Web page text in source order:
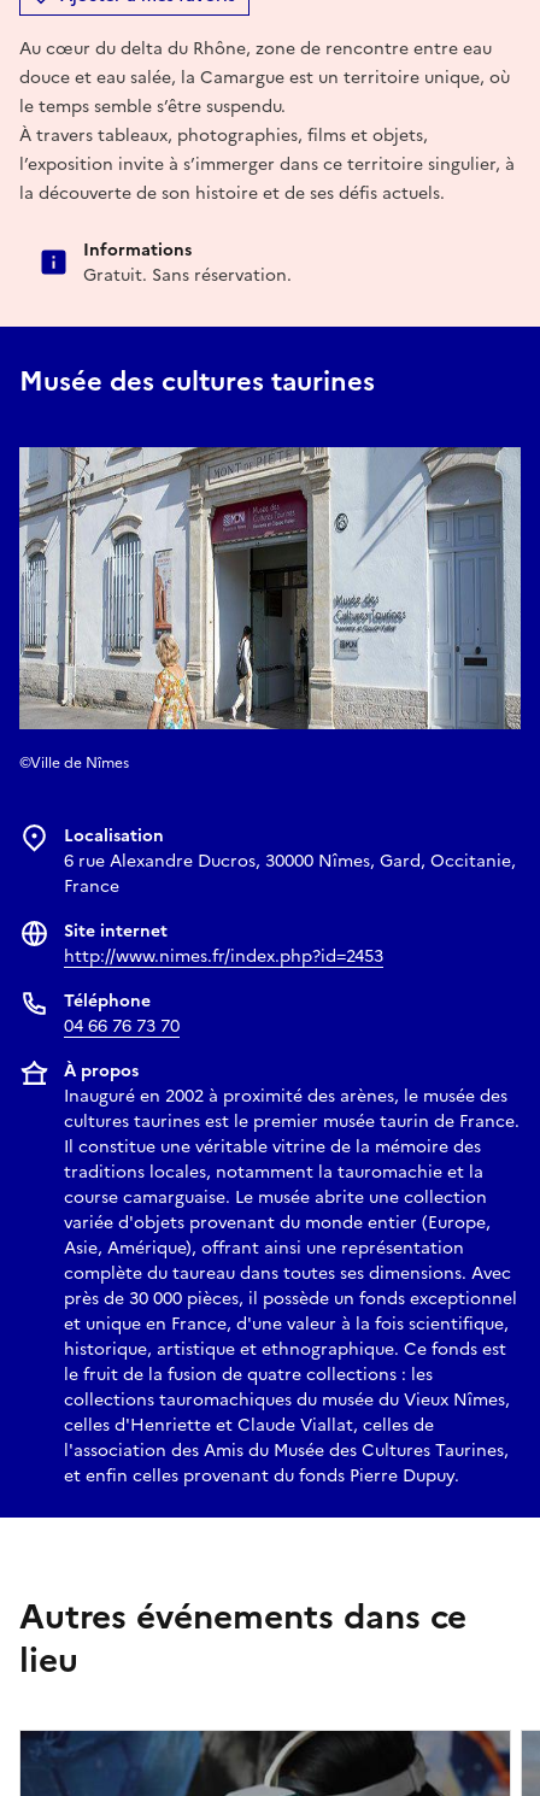
Au cœur du delta du Rhône, zone de rencontre entre eau
douce et eau salée, la Camargue est un territoire unique, où
le temps semble s’être suspendu.
À travers tableaux, photographies, films et objets,
l’exposition invite à s’immerger dans ce territoire singulier, à
la découverte de son histoire et de ses défis actuels.
Informations
Gratuit. Sans réservation.
Musée des cultures taurines
©Ville de Nîmes
Localisation
6 rue Alexandre Ducros, 30000 Nîmes, Gard, Occitanie,
France
Site internet
http://www.nimes.fr/index.php?id=2453
Téléphone
04 66 76 73 70
À propos
Inauguré en 2002 à proximité des arènes, le musée des
cultures taurines est le premier musée taurin de France.
Il constitue une véritable vitrine de la mémoire des
traditions locales, notamment la tauromachie et la
course camarguaise. Le musée abrite une collection
variée d'objets provenant du monde entier (Europe,
Asie, Amérique), offrant ainsi une représentation
complète du taureau dans toutes ses dimensions. Avec
près de 30 000 pièces, il possède un fonds exceptionnel
et unique en France, d'une valeur à la fois scientifique,
historique, artistique et ethnographique. Ce fonds est
le fruit de la fusion de quatre collections : les
collections tauromachiques du musée du Vieux Nîmes,
celles d'Henriette et Claude Viallat, celles de
l'association des Amis du Musée des Cultures Taurines,
et enfin celles provenant du fonds Pierre Dupuy.
Autres événements dans ce
lieu